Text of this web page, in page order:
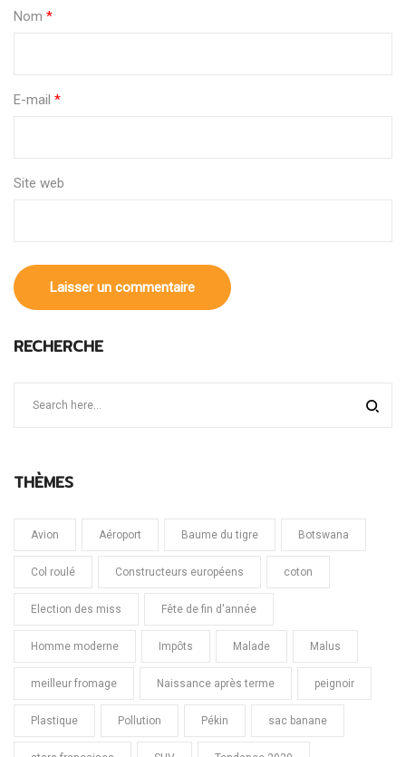
Nom *
E-mail *
Site web
RECHERCHE
THÈMES
Avion Aéroport Baume du tigre Botswana
Col roulé Constructeurs européens coton
Election des miss Fête de fin d'année
Homme moderne Impôts Malade Malus
meilleur fromage Naissance après terme peignoir
Plastique Pollution Pékin sac banane